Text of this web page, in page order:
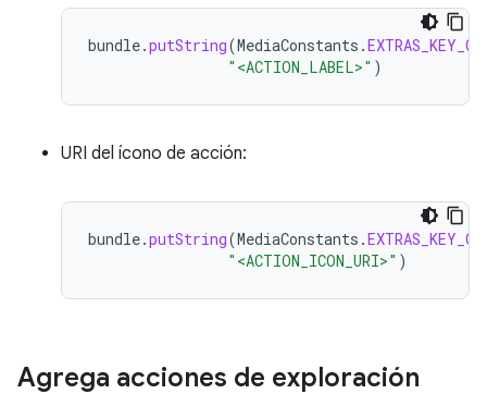
bundle.putString(MediaConstants .
"<ACTION_LABEL>" )
URI del ícono de acción:
bundle.putString(MediaConstants .
"<ACTION_ICON_URI>" )
Agrega acciones de exploración